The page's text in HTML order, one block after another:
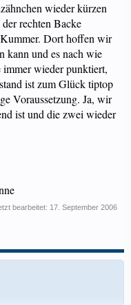
wieder kürzen
rechten Backe
Kummer. Dort hoffen wir
kann und es nach wie
wieder punktiert,
ist zum Glück tiptop
Voraussetzung. Ja, wir
ist und die zwei wieder
bearbeitet: 17. September 2006